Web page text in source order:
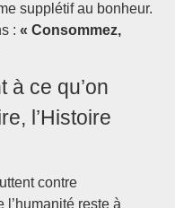
supplétif au bonheur.
: « Consommez,
à ce qu’on
l’Histoire
contre
l’humanité reste à